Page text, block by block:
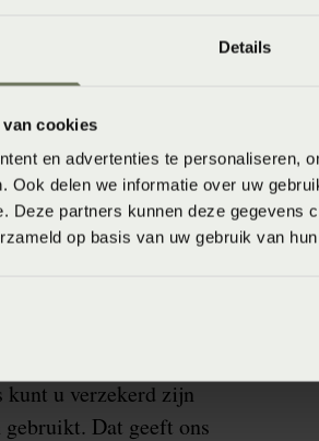
Details
cookies
en advertenties te personaliseren,
Ook delen we informatie over uw
Deze partners kunnen deze gegevens
op basis van uw gebruik van
dan biedt
met de meest
1986 bezig met
en
en nachtrust voor
de dag kan slapen.
kunt u verzekerd zijn
Dat geeft ons